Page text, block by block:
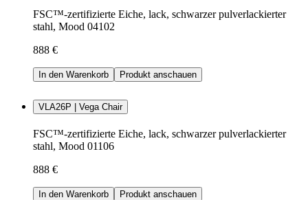
FSC™-zertifizierte Eiche, lack, schwarzer pulverlackierter
stahl, Mood 04102
888 €
In den Warenkorb Produkt anschauen
VLA26P | Vega Chair
FSC™-zertifizierte Eiche, lack, schwarzer pulverlackierter
stahl, Mood 01106
888 €
In den Warenkorb Produkt anschauen